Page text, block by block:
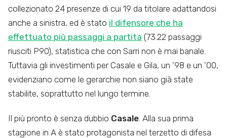
collezionato 24 presenze di cui 19 da titolare adattandosi
anche a sinistra, ed è stato il difensore che ha
effettuato più passaggi a partita (73.22 passaggi
riusciti P90), statistica che con Sarri non è mai banale.
Tuttavia gli investimenti per Casale e Gila, un ’98 e un ’00,
evidenziano come le gerarchie non siano già state
stabilite, soprattutto nel lungo termine.
Il più pronto è senza dubbio Casale . Alla sua prima
stagione in A è stato protagonista nel terzetto di difesa